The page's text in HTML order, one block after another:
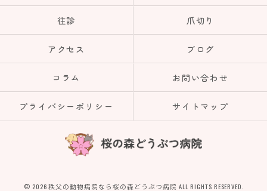
往診 爪切り
アクセス ブログ
コラム お問い合わせ
プライバシーポリシー サイトマップ
© 2026 秩父の動物病院なら桜の森どうぶつ病院 ALL RIGHTS RESERVED.